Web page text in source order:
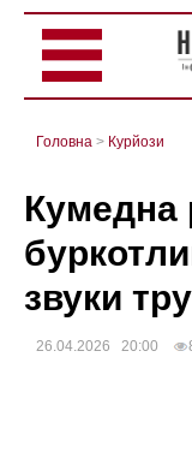
Головна > Курйози
Кумедна
звуки
26.04.2026 20:00